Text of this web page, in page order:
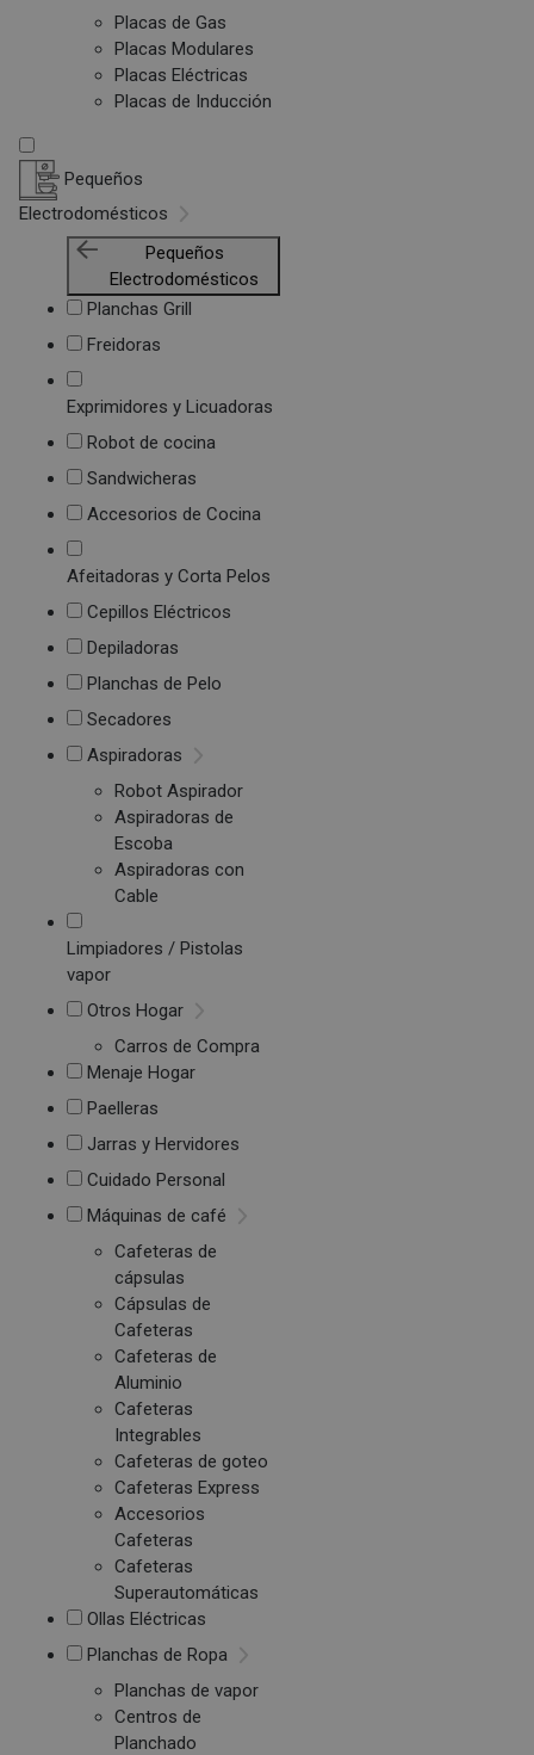
Placas de Gas
Placas Modulares
Placas Eléctricas
Placas de Inducción
Pequeños
Electrodomésticos
Pequeños
Electrodomésticos
Planchas Grill
Freidoras
Exprimidores y Licuadoras
Robot de cocina
Sandwicheras
Accesorios de Cocina
Afeitadoras y Corta Pelos
Cepillos Eléctricos
Depiladoras
Planchas de Pelo
Secadores
Aspiradoras
Robot Aspirador
Aspiradoras de
Escoba
Aspiradoras con
Cable
Limpiadores / Pistolas
vapor
Otros Hogar
Carros de Compra
Menaje Hogar
Paelleras
Jarras y Hervidores
Cuidado Personal
Máquinas de café
Cafeteras de
cápsulas
Cápsulas de
Cafeteras
Cafeteras de
Aluminio
Cafeteras
Integrables
Cafeteras de goteo
Cafeteras Express
Accesorios
Cafeteras
Cafeteras
Superautomáticas
Ollas Eléctricas
Planchas de Ropa
Planchas de vapor
Centros de
Planchado